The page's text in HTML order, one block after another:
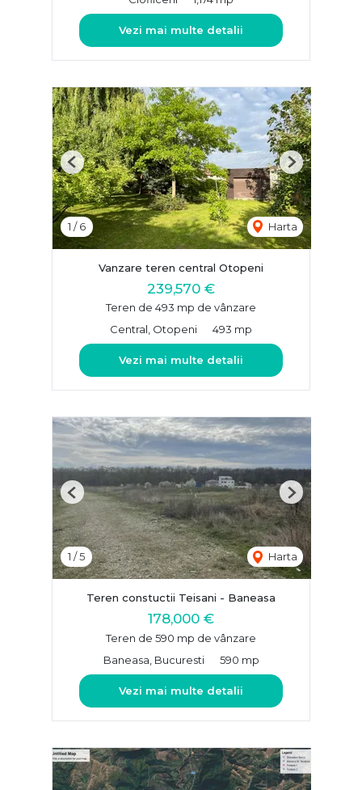
Vezi mai multe detalii
1 /6 Harta
Previous Next
Vanzare teren central Otopeni
239,570 €
Teren de 493 mp de vânzare
Central, Otopeni
493 mp
Vezi mai multe detalii
1 /5 Harta
Previous Next
Teren constuctii Teisani - Baneasa
178,000 €
Teren de 590 mp de vânzare
Baneasa, Bucuresti
590 mp
Vezi mai multe detalii